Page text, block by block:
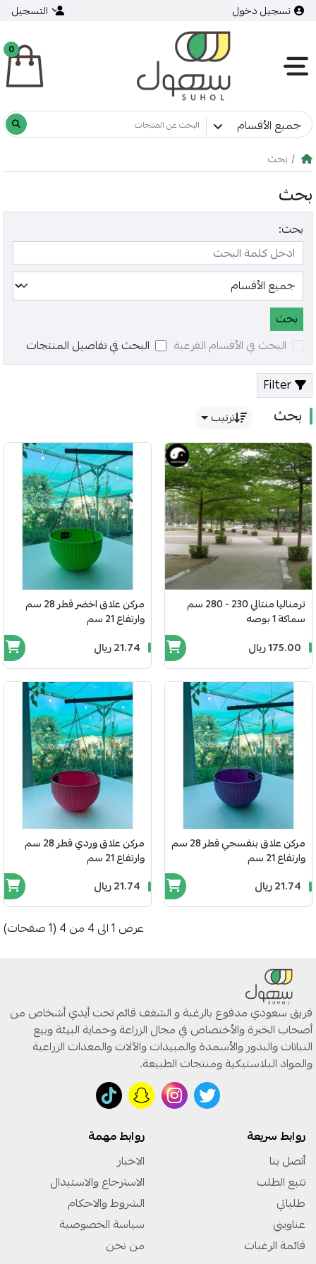
تسجيل دخول التسجيل
0
جميع الأقسام
بحث
بحث
بحث:
البحث في الأقسام الفرعية
البحث في تفاصيل المنتجات
Filter
بحث ترتيب
ترمناليا منتالي 230 - 280 سم
سماكة 1 بوصه
175.00 ريال
مركن علاق اخضر قطر 28 سم
وارتفاع 21 سم
21.74 ريال
مركن علاق بنفسجي قطر 28 سم
وارتفاع 21 سم
21.74 ريال
مركن علاق وردي قطر 28 سم
وارتفاع 21 سم
21.74 ريال
عرض 1 الى 4 من 4 (1 صفحات)
فريق سعودي مدفوع بالرغبة و الشغف قائم تحت أيدي أشخاص من
أصحاب الخبرة والأختصاص في مجال الزراعة وحماية البيئة وبيع
النباتات والبذور والأسمدة والمبيدات والآلات والمعدات الزراعية
والمواد البلاستيكية ومنتجات الطبيعة.
روابط سريعة
أتصل بنا
تتبع الطلب
طلباتي
عناويني
قائمة الرغبات
روابط مهمة
الاخبار
الاسترجاع والاستبدال
الشروط والاحكام
سياسة الخصوصية
من نحن